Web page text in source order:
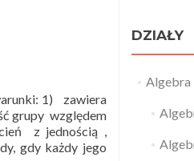
1) zawiera
grupy względem
z jednością ,
gdy każdy jego
DZIAŁY
Algebra